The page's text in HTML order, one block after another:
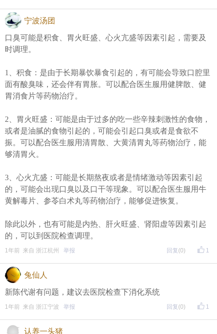
宁波汤团
口臭可能是积食、胃火旺盛、心火亢盛等因素引起，需要及
时调理。
1、积食：是由于长期暴饮暴食引起的，有可能会导致口腔里
面有酸臭味，还会伴有胃胀。可以配合医生服用健脾散、健
胃消食片等药物治疗。
2、胃火旺盛：可能是由于过多的吃一些辛辣刺激性的食物，
或者是油腻的食物引起的，可能会引起口臭或者是食欲不
振。可以配合医生服用清胃散、大黄清胃丸等药物治疗，能
够清胃火。
3、心火亢盛：可能是长期熬夜或者是情绪激动等因素引起
的，可能会出现口臭以及口干等现象。可以配合医生服用牛
黄解毒片、参苓白术丸等药物治疗，能够促进恢复。
除此以外，也有可能是内热、肝火旺盛、肾阳虚等因素引起
的，可以到医院检查调理。
1
1年前 来自 浙江杭州 举报 回复 (0)
兔仙人
新陈代谢有问题，建议去医院检查下消化系统
1
1年前 来自 浙江宁波 举报 回复 (0)
认养一头猪